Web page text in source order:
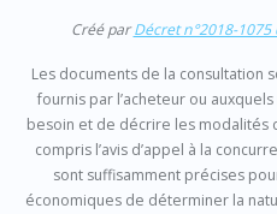
Créé parDécret n°2018-
Les documents de la consultation
fournis par l’acheteur ou
besoin et de décrire les modalités
compris l’avis d’appel à la
sont suffisamment précises
économiques de déterminer la